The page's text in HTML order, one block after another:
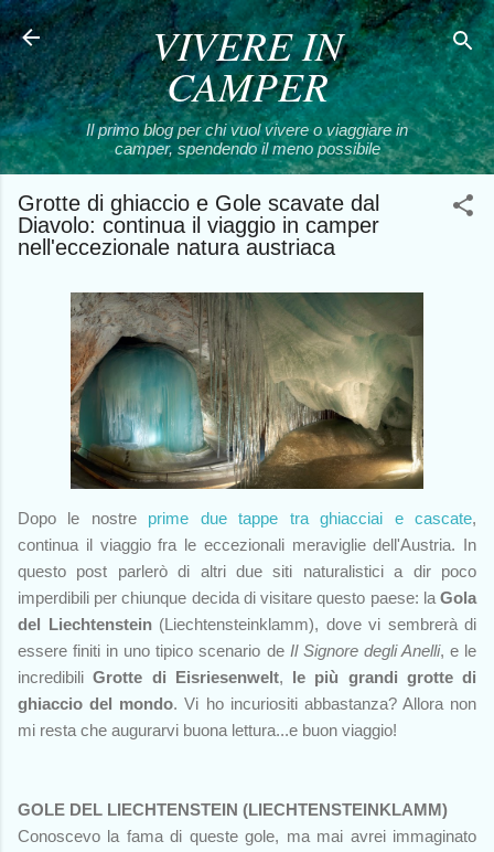
Passa ai contenuti principali
VIVERE IN
CAMPER
Il primo blog per chi vuol vivere o viaggiare in
camper, spendendo il meno possibile
Grotte di ghiaccio e Gole scavate dal
Diavolo: continua il viaggio in camper
nell'eccezionale natura austriaca
Dopo le nostre prime due tappe tra ghiacciai e cascate,
continua il viaggio fra le eccezionali meraviglie dell'Austria. In
questo post parlerò di altri due siti naturalistici a dir poco
imperdibili per chiunque decida di visitare questo paese: la Gola
del Liechtenstein(Liechtensteinklamm), dove vi sembrerà di
essere finiti in uno tipico scenario de Il Signore degli Anelli, e le
incredibili Grotte di Eisriesenwelt, le più grandi grotte di
ghiaccio del mondo. Vi ho incuriositi abbastanza? Allora non
mi resta che augurarvi buona lettura...e buon viaggio!
GOLE DEL LIECHTENSTEIN (LIECHTENSTEINKLAMM)
Conoscevo la fama di queste gole, ma mai avrei immaginato